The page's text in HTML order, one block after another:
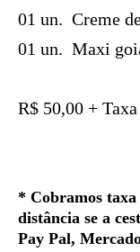
01 un. Creme
01 un. Maxi
R$ 50,00 +
* Cobramos taxa
distância se a
Pay Pal,